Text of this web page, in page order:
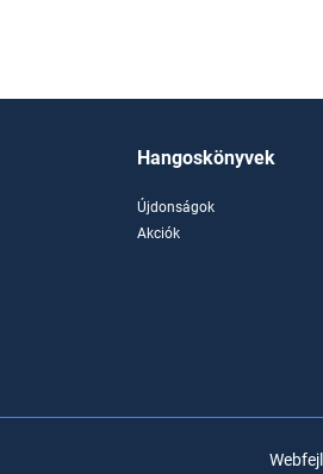
Hangoskönyvek
Újdonságok
Akciók